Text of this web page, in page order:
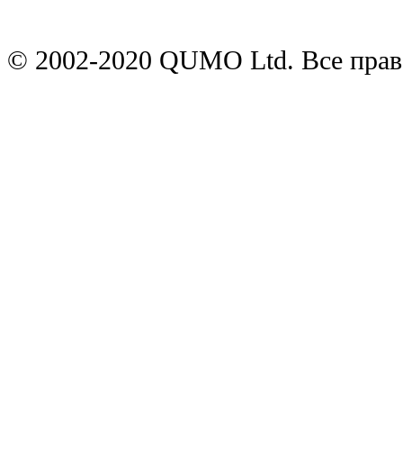
© 2002-2020 QUMO Ltd. Все